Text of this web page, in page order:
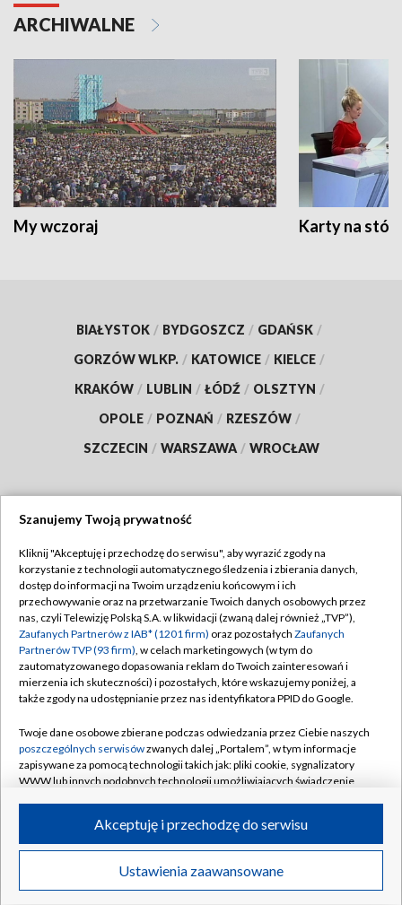
ARCHIWALNE
My wczoraj Karty na
BIAŁYSTOK / BYDGOSZCZ / GDAŃSK /
GORZÓW WLKP. / KATOWICE / KIELCE /
KRAKÓW / LUBLIN / ŁÓDŹ / OLSZTYN /
OPOLE / POZNAŃ / RZESZÓW /
SZCZECIN / WARSZAWA / WROCŁAW
TVP
Abonament TVP
Emisja w TVP
Centrum informacji TVP
Naziemna Telewizja Cyfrowa
Rada Programowa
System NOS
Informacje o nadawcy
Program dla prasy
Ogłoszenie przetargowe
Regulamin TVP
Polityka prywatności
Moje zgody
Pomoc
Kontakt
Kanały
©2026 Telewizja Polska S.A. w likwidacji
Szanujemy Twoją prywatność
Kliknij "Akceptuję i przechodzę do serwisu", aby wyrazić zgody na
korzystanie z technologii automatycznego śledzenia i zbierania danych,
dostęp do informacji na Twoim urządzeniu końcowym i ich
przechowywanie oraz na przetwarzanie Twoich danych osobowych przez
nas, czyli Telewizję Polską S.A. w likwidacji (zwaną dalej również „TVP”),
Zaufanych Partnerów z IAB* (1201 firm) oraz pozostałych Zaufanych
Partnerów TVP (93 firm), w celach marketingowych (w tym do
zautomatyzowanego dopasowania reklam do Twoich zainteresowań i
mierzenia ich skuteczności) i pozostałych, które wskazujemy poniżej, a
także zgody na udostępnianie przez nas identyfikatora PPID do Google.
Twoje dane osobowe zbierane podczas odwiedzania przez Ciebie naszych
poszczególnych serwisówzwanych dalej „Portalem”, w tym informacje
zapisywane za pomocą technologii takich jak: pliki cookie, sygnalizatory
WWW lub innych podobnych technologii umożliwiających świadczenie
ruchu w Internecie.
Twoje dane osobowe zbierane podczas odwiedzania przez Ciebie
poszczególnych serwisówna Portalu, takie jak adresy IP, identyfikatory
Ustawienia zaawansowane
Akceptuję i przechodzę do serwisu